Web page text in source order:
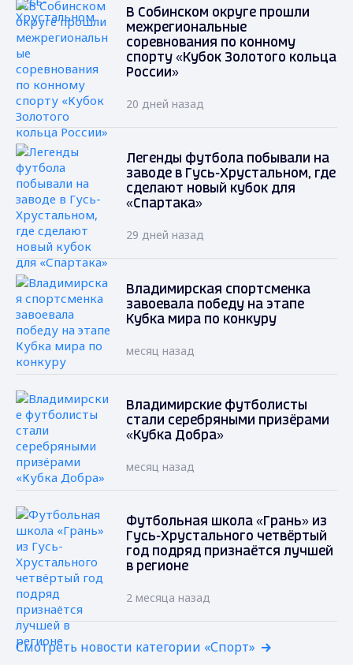
В Собинском округе прошли
межрегиональные
соревнования по конному
спорту «Кубок Золотого кольца
России»
20 дней назад
Легенды футбола побывали на
заводе в Гусь-Хрустальном, где
сделают новый кубок для
«Спартака»
29 дней назад
Владимирская спортсменка
завоевала победу на этапе
Кубка мира по конкуру
месяц назад
Владимирские футболисты
стали серебряными призёрами
«Кубка Добра»
месяц назад
Футбольная школа «Грань» из
Гусь-Хрустального четвёртый
год подряд признаётся лучшей
в регионе
2 месяца назад
Смотреть новости категории «Спорт»